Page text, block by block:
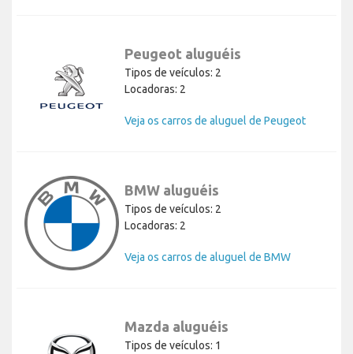
Peugeot aluguéis
Tipos de veículos: 2
Locadoras: 2
Veja os carros de aluguel de Peugeot
BMW aluguéis
Tipos de veículos: 2
Locadoras: 2
Veja os carros de aluguel de BMW
Mazda aluguéis
Tipos de veículos: 1